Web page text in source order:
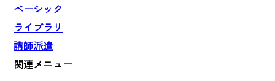
ベーシック
ライブラリ
講師派遣
関連メニュー